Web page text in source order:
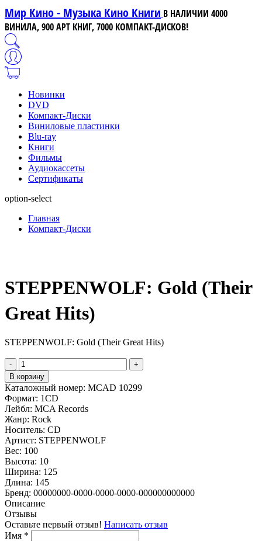
Мир Кино - Музыка Кино Книги В НАЛИЧИИ 4000
ВИНИЛА, 900 АРТ КНИГ, 7000 КОМПАКТ-ДИСКОВ!
Новинки
DVD
Компакт-Диски
Виниловые пластинки
Blu-ray
Книги
Фильмы
Аудиокассеты
Сертификаты
option-select
Главная
Компакт-Диски
STEPPENWOLF: Gold (Their
Great Hits)
STEPPENWOLF: Gold (Their Great Hits)
-
+
В корзину
Каталожный номер: MCAD 10299
Формат: 1CD
Лейбл: MCA Records
Жанр: Rock
Носитель: CD
Артист: STEPPENWOLF
Вес: 100
Высота: 10
Ширина: 125
Длина: 145
Бренд: 00000000-0000-0000-0000-000000000000
Описание
Отзывы
Оставьте первый отзыв! Написать отзыв
Имя *